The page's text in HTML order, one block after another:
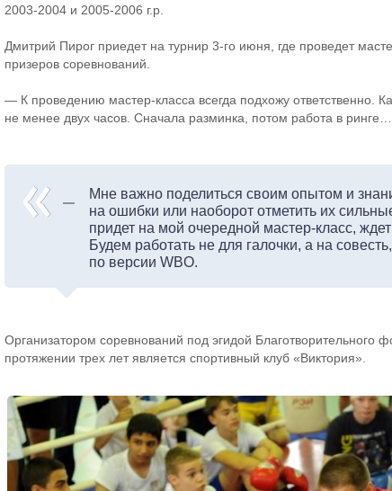
2003-2004 и 2005-2006 г.р.
Дмитрий Пирог приедет на турнир 3-го июня, где проведет
призеров соревнований.
— К проведению мастер-класса всегда подхожу ответственно.
не менее двух часов. Сначала разминка, потом работа в
Мне важно поделиться своим опытом и
на ошибки или наоборот отметить их
придет на мой очередной мастер-класс,
Будем работать не для галочки, а на
по версии WBO.
Организатором соревнований под эгидой Благотворительного
протяжении трех лет является спортивный клуб «Виктория».